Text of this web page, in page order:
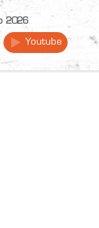
2026
Youtube